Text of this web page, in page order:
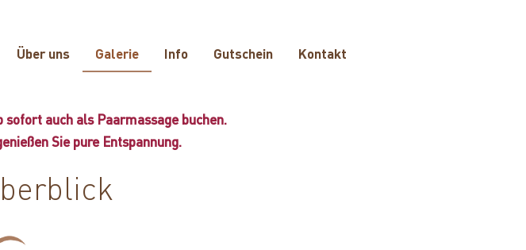
Über uns Galerie Info Gutschein Kontakt
sofort auch als Paarmassage buchen.
Sie pure Entspannung.